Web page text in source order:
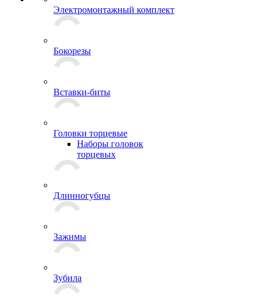
Электромонтажный комплект
Бокорезы
Вставки-биты
Головки торцевые
Наборы головок
торцевых
Длинногубцы
Зажимы
Зубила